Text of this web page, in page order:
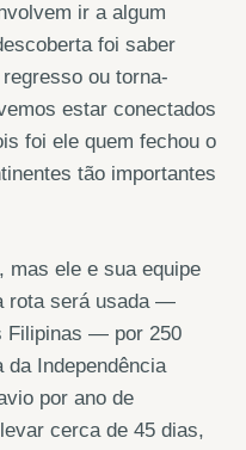
ir a algum
foi saber
ou torna-
estar conectados
foi ele quem fechou o
tão importantes
mas ele e sua equipe
rota será usada —
Filipinas — por 250
da Independência
por ano de
cerca de 45 dias,